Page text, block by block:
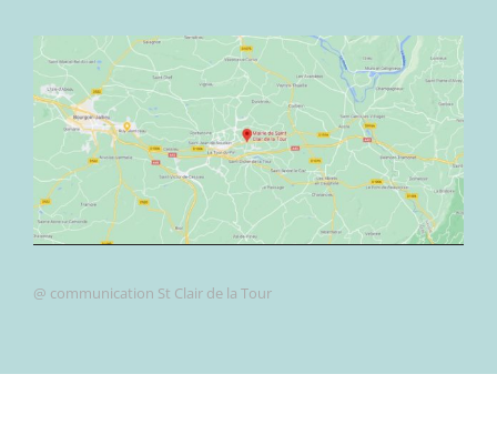
@ communication St Clair de la Tour